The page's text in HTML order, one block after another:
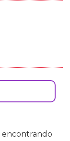
encontrando